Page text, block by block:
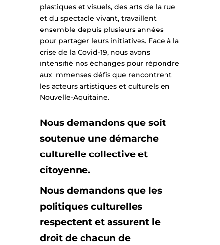
plastiques et visuels, des arts de la rue
et du spectacle vivant, travaillent
ensemble depuis plusieurs années
pour partager leurs initiatives. Face à la
crise de la Covid-19, nous avons
intensifié nos échanges pour répondre
aux immenses défis que rencontrent
les acteurs artistiques et culturels en
Nouvelle-Aquitaine.
Nous demandons que soit
soutenue une démarche
culturelle collective et
citoyenne.
Nous demandons que les
politiques culturelles
respectent et assurent le
droit de chacun de